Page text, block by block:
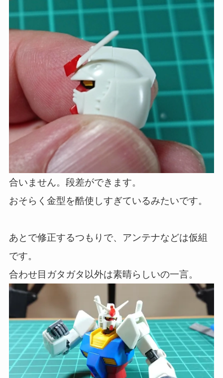
合いません。段差ができます。
おそらく金型を酷使しすぎているみたいです。
あとで修正するつもりで、アンテナなどは仮組
です。
合わせ目ガタガタ以外は素晴らしいの一言。